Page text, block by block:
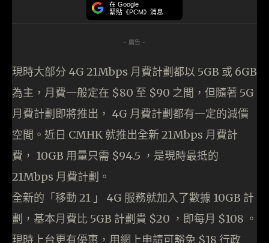
在 Google
緊貼《PCM》消息
- 廣告 -
現時大部分 4G 21Mbps 月費計劃都以 5GB 或 6GB
為主，月費一般定在 $80 至 $90 之間，但隨著 5G
月費計劃即將推出， 4G 月費計劃都有一定的減價
空間。近日 CMHK 就推出全新 21Mbps 月費計
費， 10GB 用量只需 $94.5 ，是現時最抵的
21Mbps 月費計劃。
全新的「移動 21 」 4G 服務就加入了數據 10GB 計
劃，基本月費比 5GB 計劃貴 $20 ，即每月 $108 。
現時上台更有優惠，用網上申請可豁免 $18 行政